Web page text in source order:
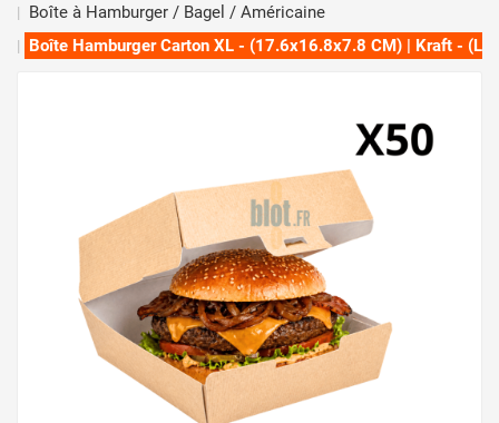
Boîte à Hamburger / Bagel / Américaine
Boîte Hamburger Carton XL - (17.6x16.8x7.8 CM) | Kraft -